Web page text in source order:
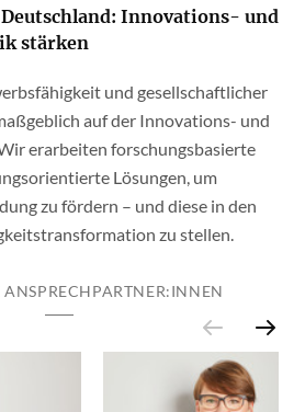
Innovations- und
stärken
und gesellschaftlicher
auf der Innovations- und
erarbeiten forschungsbasierte
Lösungen, um
zu fördern – und diese in den
zu stellen.